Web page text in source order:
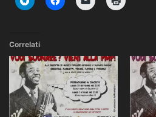
Correlati